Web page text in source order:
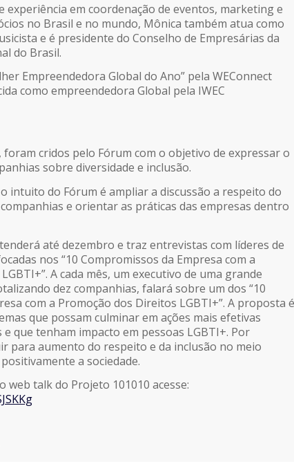
experiência em coordenação de eventos, marketing e
no Brasil e no mundo, Mônica também atua como
e é presidente do Conselho de Empresárias da
do Brasil.
Empreendedora Global do Ano” pela WEConnect
como empreendedora Global pela IWEC
foram cridos pelo Fórum com o objetivo de expressar o
sobre diversidade e inclusão.
intuito do Fórum é ampliar a discussão a respeito do
e orientar as práticas das empresas dentro
até dezembro e traz entrevistas com líderes de
nos “10 Compromissos da Empresa com a
A cada mês, um executivo de uma grande
dez companhias, falará sobre um dos “10
com a Promoção dos Direitos LGBTI+”. A proposta é
que possam culminar em ações mais efetivas
que tenham impacto em pessoas LGBTI+. Por
para aumento do respeito e da inclusão no meio
a sociedade.
talk do Projeto 101010 acesse: